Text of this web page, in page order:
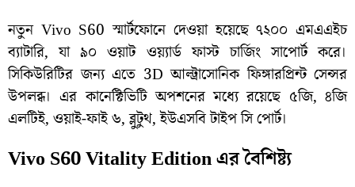
নতুন Vivo S60 স্মার্টফোনে দেওয়া হয়েছে ৭২০০ এমএএইচ
ব্যাটারি, যা ৯০ ওয়াট ওয়্যার্ড ফাস্ট চার্জিং সাপোর্ট করে।
সিকিউরিটির জন্য এতে 3D আল্ট্রাসোনিক ফিঙ্গারপ্রিন্ট সেন্সর
উপলব্ধ। এর কানেক্টিভিটি অপশনের মধ্যে রয়েছে ৫জি, ৪জি
এলটিই, ওয়াই-ফাই ৬, ব্লুটুথ, ইউএসবি টাইপ সি পোর্ট।
Vivo S60 Vitality Edition এর বৈশিষ্ট্য